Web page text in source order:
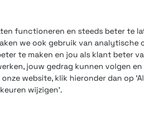
De Schuberth C5is een
Schuberth C5 heeft
en aerodynamische
voeringconcept, biedt
functioneren en steeds beter te
we ook gebruik van analytische
te maken en jou als klant beter
jouw gedrag kunnen volgen
website, klik hieronder dan op
wijzigen'.